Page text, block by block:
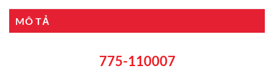
MÔ TẢ
775-110007